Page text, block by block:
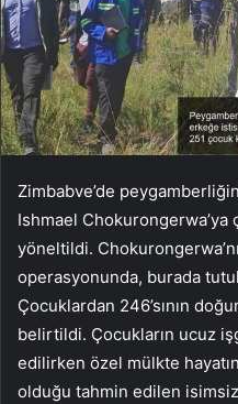
Zimbabve’de
Ishmael Chokurongerwa’ya
yöneltildi.
operasyonunda, burada
Çocuklardan 246’sının
belirtildi. Çocukların ucuz
edilirken özel mülkte
olduğu tahmin edilen